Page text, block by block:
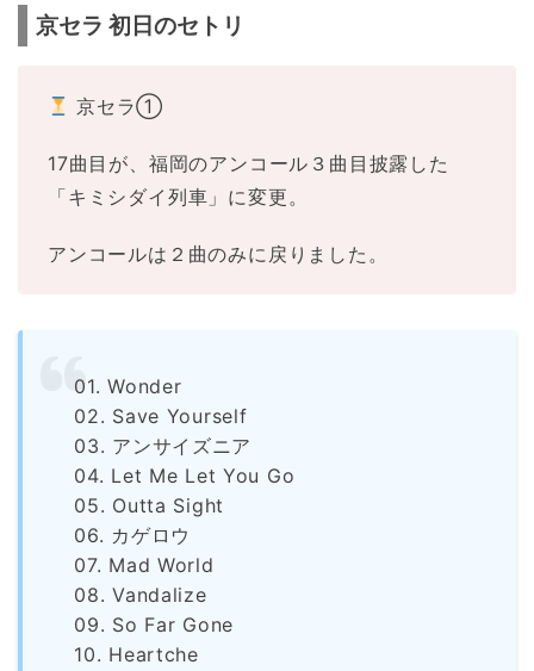
京セラ 初日のセトリ
京セラ①
17曲目が、福岡のアンコール３曲目披露した
「キミシダイ列車」に変更。
アンコールは２曲のみに戻りました。
01. Wonder
02. Save Yourself
03. アンサイズニア
04. Let Me Let You Go
05. Outta Sight
06. カゲロウ
07. Mad World
08. Vandalize
09. So Far Gone
10. Heartche